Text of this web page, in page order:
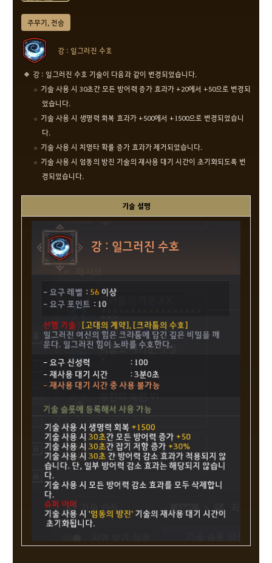
주무기, 전승
강 : 일그러진 수호
강 : 일그러진 수호 기술이 다음과 같이 변경되었습니다.
기술 사용 시 30초간 모든 방어력 증가 효과가 +20에서 +50으로 변경되
었습니다.
기술 사용 시 생명력 회복 효과가 +500에서 +1500으로 변경되었습니
다.
기술 사용 시 치명타 확률 증가 효과가 제거되었습니다.
기술 사용 시 엄동의 방진 기술의 재사용 대기 시간이 초기화되도록 변
경되었습니다.
기술 설명